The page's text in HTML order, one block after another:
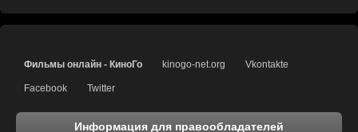
Фильмы онлайн - КиноГо kinogo-net.org Vkontakte
Facebook Twitter
Информация для правообладателей